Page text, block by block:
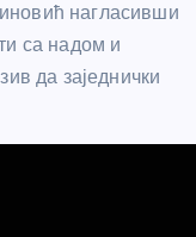
нагласивши
са надом и
да заједнички